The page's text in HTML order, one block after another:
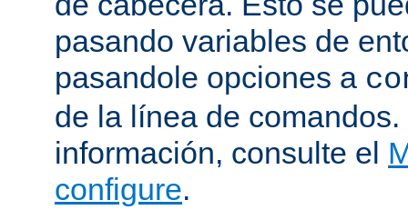
pasando variables de
pasandole opciones a
de la línea de
información, consulte el
configure.